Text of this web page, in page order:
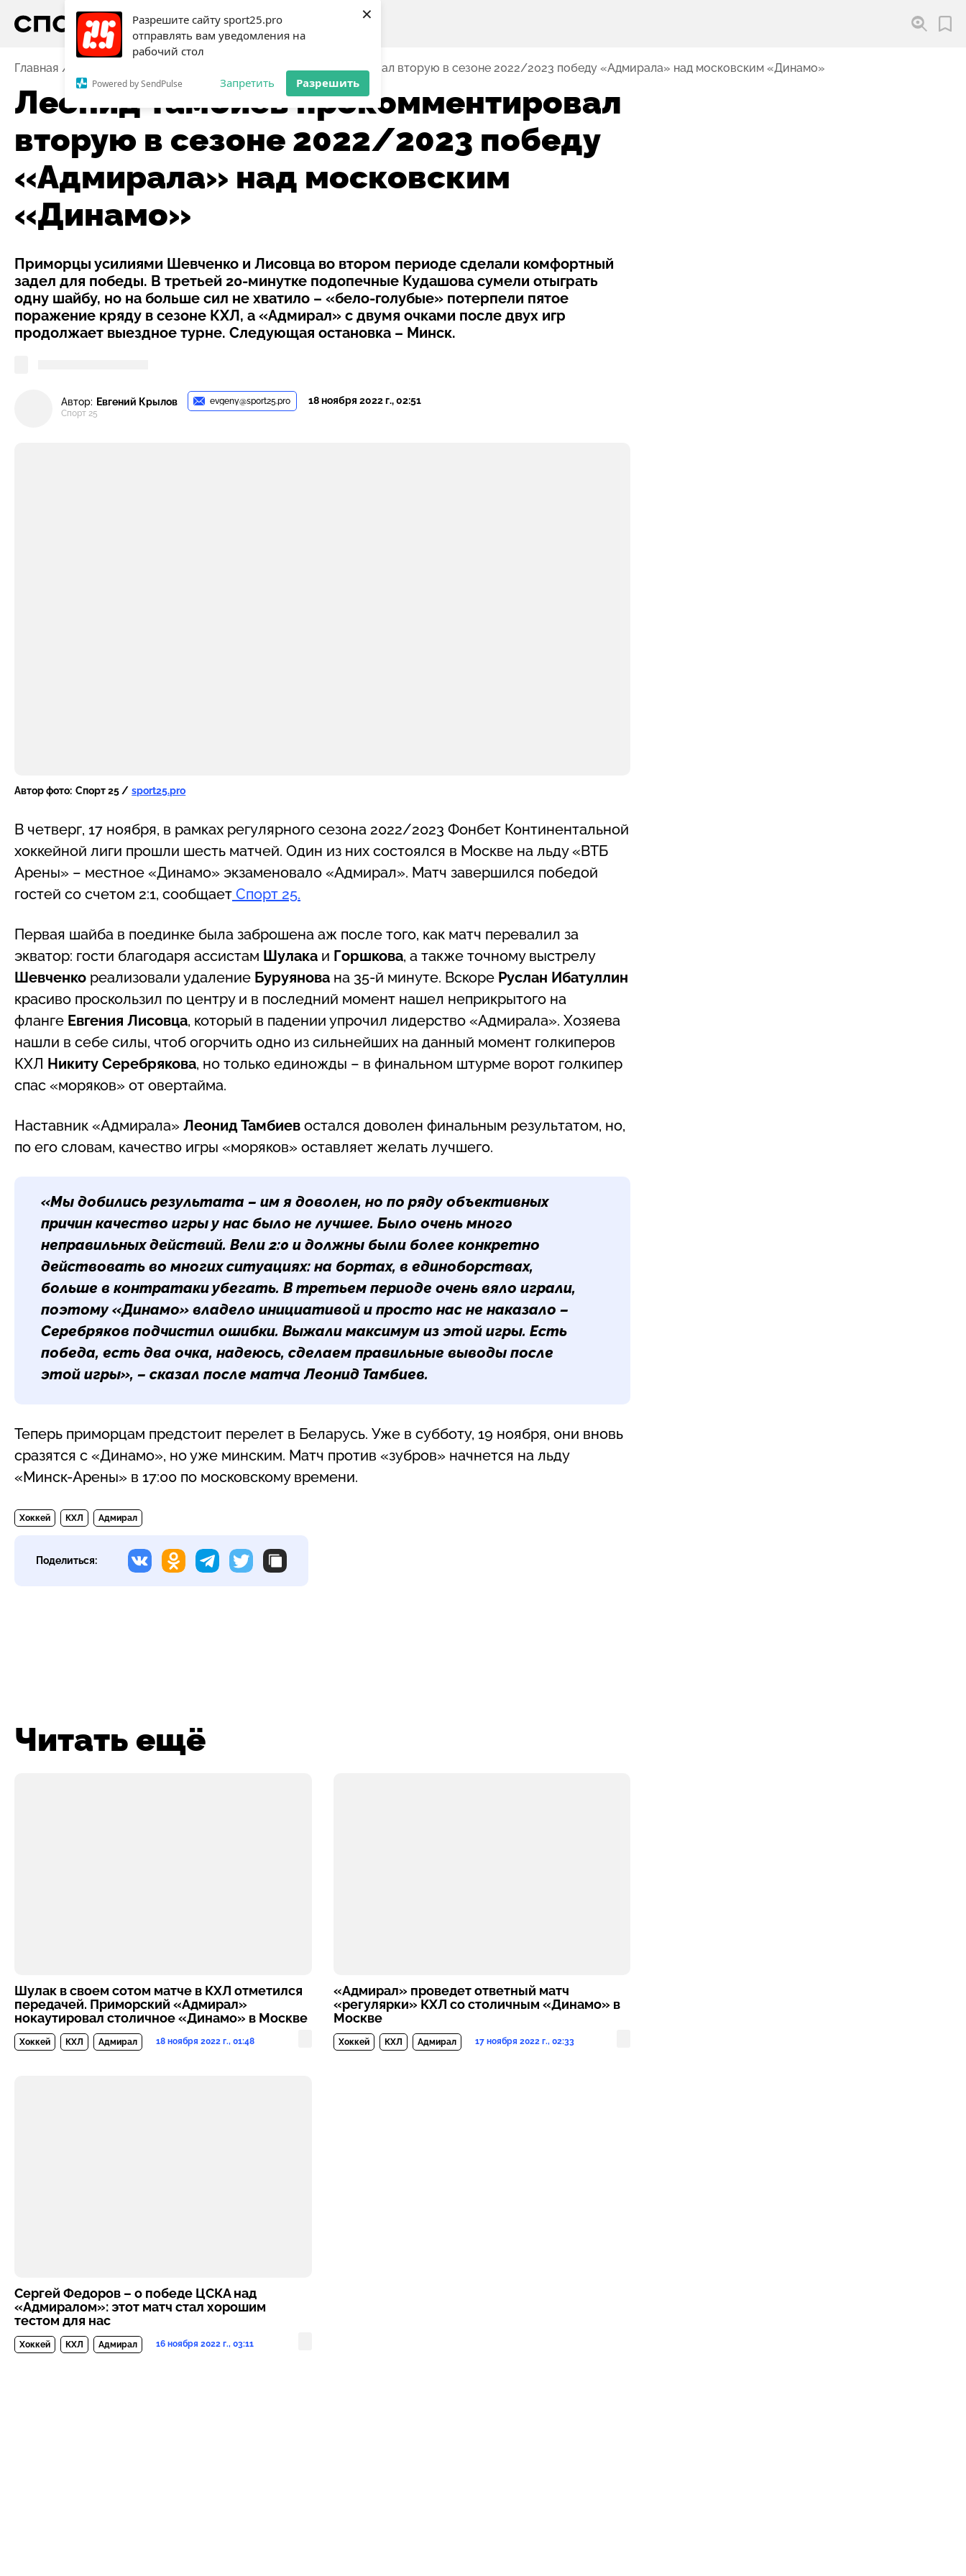
Разрешите сайту sport25.pro
отправлять вам уведомления на
рабочий стол
Powered by SendPulse Запретить Разрешить
×
Главная Леонид Тамбиев прокомментировал вторую в сезоне 2022/2023 победу «Адмирала» над московским «Динамо»
Леонид Тамбиев прокомментировал
вторую в сезоне 2022/2023 победу
«Адмирала» над московским
«Динамо»
Приморцы усилиями Шевченко и Лисовца во втором периоде сделали комфортный
задел для победы. В третьей 20-минутке подопечные Кудашова сумели отыграть
одну шайбу, но на больше сил не хватило – «бело-голубые» потерпели пятое
поражение кряду в сезоне КХЛ, а «Адмирал» с двумя очками после двух игр
продолжает выездное турне. Следующая остановка – Минск.
Автор: Евгений Крылов
Спорт 25
evgeny@sport25.pro 18 ноября 2022 г., 02:51
Автор фото: Спорт 25 / sport25.pro
В четверг, 17 ноября, в рамках регулярного сезона 2022/2023 Фонбет Континентальной
хоккейной лиги прошли шесть матчей. Один из них состоялся в Москве на льду «ВТБ
Арены» – местное «Динамо» экзаменовало «Адмирал». Матч завершился победой
гостей со счетом 2:1, сообщает Спорт 25.
Первая шайба в поединке была заброшена аж после того, как матч перевалил за
экватор: гости благодаря ассистам Шулака и Горшкова, а также точному выстрелу
Шевченко реализовали удаление Буруянова на 35-й минуте. Вскоре Руслан Ибатуллин
красиво проскользил по центру и в последний момент нашел неприкрытого на
фланге Евгения Лисовца, который в падении упрочил лидерство «Адмирала». Хозяева
нашли в себе силы, чтоб огорчить одно из сильнейших на данный момент голкиперов
КХЛ Никиту Серебрякова, но только единожды – в финальном штурме ворот голкипер
спас «моряков» от овертайма.
Наставник «Адмирала» Леонид Тамбиев остался доволен финальным результатом, но,
по его словам, качество игры «моряков» оставляет желать лучшего.
«Мы добились результата – им я доволен, но по ряду объективных
причин качество игры у нас было не лучшее. Было очень много
неправильных действий. Вели 2:0 и должны были более конкретно
действовать во многих ситуациях: на бортах, в единоборствах,
больше в контратаки убегать. В третьем периоде очень вяло играли,
поэтому «Динамо» владело инициативой и просто нас не наказало –
Серебряков подчистил ошибки. Выжали максимум из этой игры. Есть
победа, есть два очка, надеюсь, сделаем правильные выводы после
этой игры», – сказал после матча Леонид Тамбиев.
Теперь приморцам предстоит перелет в Беларусь. Уже в субботу, 19 ноября, они вновь
сразятся с «Динамо», но уже минским. Матч против «зубров» начнется на льду
«Минск-Арены» в 17:00 по московскому времени.
Хоккей КХЛ Адмирал
Поделиться:
Читать ещё
Шулак в своем сотом матче в КХЛ отметился
передачей. Приморский «Адмирал»
нокаутировал столичное «Динамо» в Москве
Хоккей КХЛ Адмирал 18 ноября 2022 г., 01:48
«Адмирал» проведет ответный матч
«регулярки» КХЛ со столичным «Динамо» в
Москве
Хоккей КХЛ Адмирал 17 ноября 2022 г., 02:33
Сергей Федоров – о победе ЦСКА над
«Адмиралом»: этот матч стал хорошим
тестом для нас
Хоккей КХЛ Адмирал 16 ноября 2022 г., 03:11